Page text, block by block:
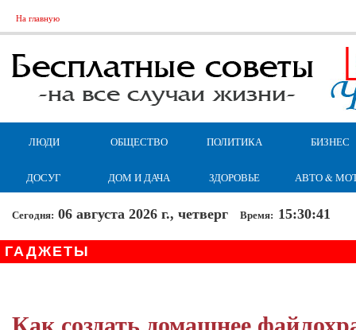
На главную
ЛЮДИ ОБЩЕСТВО ПОЛИТИКА БИЗНЕС
ДОСУГ ДОМ И ДАЧА ЗДОРОВЬЕ АВТО &
Сегодня: 06 августа 2026 г., четверг Время: 15:30:42
ГАДЖЕТЫ